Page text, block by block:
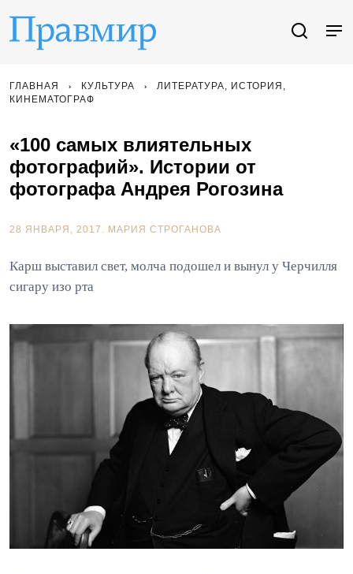
ГЛАВНАЯ КУЛЬТУРА
ЛИТЕРАТУРА, ИСТОРИЯ,
КИНЕМАТОГРАФ
«100 самых влиятельных
фотографий». Истории от
фотографа Андрея Рогозина
28 ЯНВАРЯ, 2017. МАРИЯ СТРОГАНОВА
Карш выставил свет, молча подошел и вынул у Черчилля
сигару изо рта